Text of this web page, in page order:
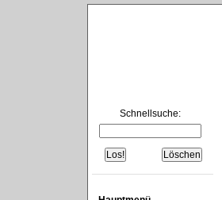
Schnellsuche: